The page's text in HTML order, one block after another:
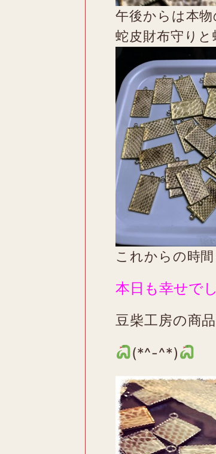
午後からは本物
蛇皮財布守り
これからの時
本日も幸せで
豆柴工房の商
(*^-^*)